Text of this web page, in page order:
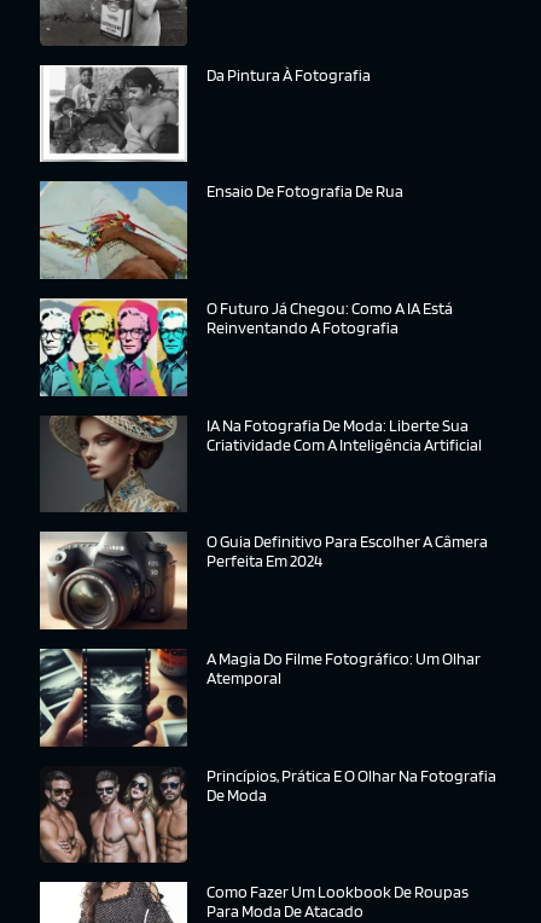
Da Pintura À Fotografia
Ensaio De Fotografia De Rua
O Futuro Já Chegou: Como A IA Está
Reinventando A Fotografia
IA Na Fotografia De Moda: Liberte Sua
Criatividade Com A Inteligência Artificial
O Guia Definitivo Para Escolher A Câmera
Perfeita Em 2024
A Magia Do Filme Fotográfico: Um Olhar
Atemporal
Princípios, Prática E O Olhar Na Fotografia
De Moda
Como Fazer Um Lookbook De Roupas
Para Moda De Atacado